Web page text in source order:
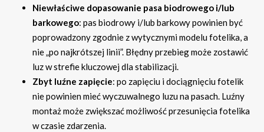
Niewłaściwe dopasowanie pasa biodrowego i/lub
barkowego: pas biodrowy i/lub barkowy powinien być
poprowadzony zgodnie z wytycznymi modelu fotelika, a
nie „po najkrótszej linii”. Błędny przebieg może zostawić
luz w strefie kluczowej dla stabilizacji.
Zbyt luźne zapięcie: po zapięciu i dociągnięciu fotelik
nie powinien mieć wyczuwalnego luzu na pasach. Luźny
montaż może zwiększać możliwość przesunięcia fotelika
w czasie zdarzenia.